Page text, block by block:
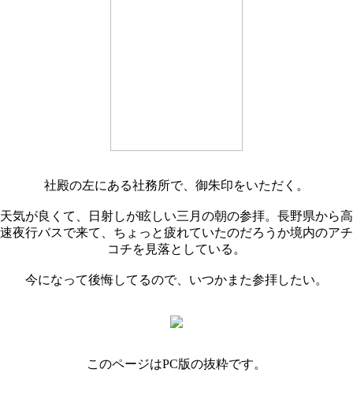
社殿の左にある社務所で、御朱印をいただく。
天気が良くて、日射しが眩しい三月の朝の参拝。長野県から高
速夜行バスで来て、ちょっと疲れていたのだろうか境内のアチ
コチを見落としている。
今になって後悔してるので、いつかまた参拝したい。
このページはPC版の抜粋です。